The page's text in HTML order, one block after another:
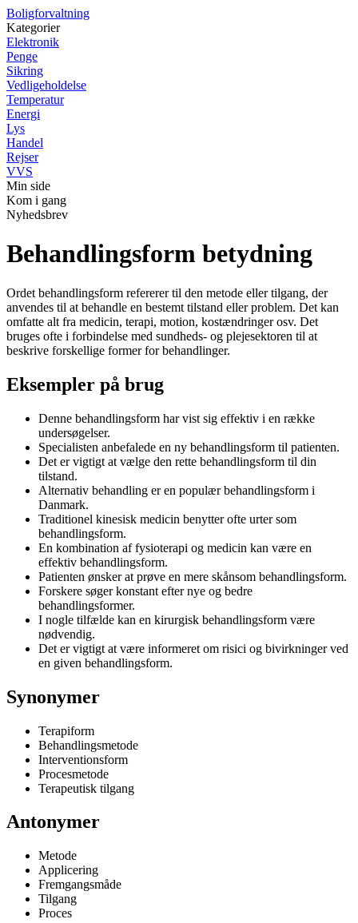
Boligforvaltning
Kategorier
Elektronik
Penge
Sikring
Vedligeholdelse
Temperatur
Energi
Lys
Handel
Rejser
VVS
Min side
Kom i gang
Nyhedsbrev
Behandlingsform betydning
Ordet behandlingsform refererer til den metode eller tilgang, der
anvendes til at behandle en bestemt tilstand eller problem. Det kan
omfatte alt fra medicin, terapi, motion, kostændringer osv. Det
bruges ofte i forbindelse med sundheds- og plejesektoren til at
beskrive forskellige former for behandlinger.
Eksempler på brug
Denne behandlingsform har vist sig effektiv i en række
undersøgelser.
Specialisten anbefalede en ny behandlingsform til patienten.
Det er vigtigt at vælge den rette behandlingsform til din
tilstand.
Alternativ behandling er en populær behandlingsform i
Danmark.
Traditionel kinesisk medicin benytter ofte urter som
behandlingsform.
En kombination af fysioterapi og medicin kan være en
effektiv behandlingsform.
Patienten ønsker at prøve en mere skånsom behandlingsform.
Forskere søger konstant efter nye og bedre
behandlingsformer.
I nogle tilfælde kan en kirurgisk behandlingsform være
nødvendig.
Det er vigtigt at være informeret om risici og bivirkninger ved
en given behandlingsform.
Synonymer
Terapiform
Behandlingsmetode
Interventionsform
Procesmetode
Terapeutisk tilgang
Antonymer
Metode
Applicering
Fremgangsmåde
Tilgang
Proces